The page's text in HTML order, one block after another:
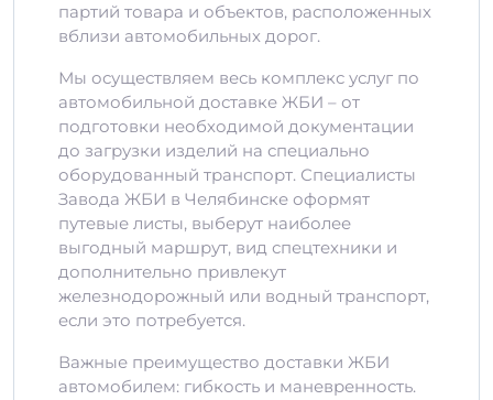
партий товара и объектов, расположенных
вблизи автомобильных дорог.
Мы осуществляем весь комплекс услуг по
автомобильной доставке ЖБИ – от
подготовки необходимой документации
до загрузки изделий на специально
оборудованный транспорт. Специалисты
Завода ЖБИ в Челябинске оформят
путевые листы, выберут наиболее
выгодный маршрут, вид спецтехники и
дополнительно привлекут
железнодорожный или водный транспорт,
если это потребуется.
Важные преимущество доставки ЖБИ
автомобилем: гибкость и маневренность.